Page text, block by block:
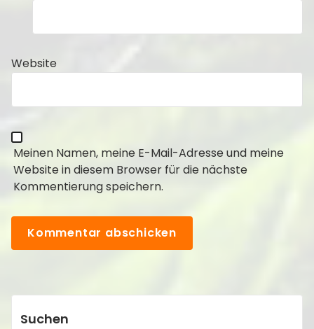
Website
Meinen Namen, meine E-Mail-Adresse und meine
Website in diesem Browser für die nächste
Kommentierung speichern.
Suchen